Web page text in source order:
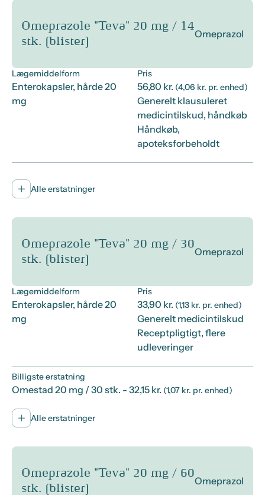
Omeprazole "Teva" 20 mg / 14
stk. (blister)
Omeprazol
Lægemiddelform
Enterokapsler, hårde 20
mg
Pris
56,80 kr. (4,06 kr. pr. enhed)
Generelt klausuleret
medicintilskud, håndkøb
Håndkøb,
apoteksforbeholdt
Alle erstatninger
Omeprazole "Teva" 20 mg / 30
stk. (blister)
Omeprazol
Lægemiddelform
Enterokapsler, hårde 20
mg
Pris
33,90 kr. (1,13 kr. pr. enhed)
Generelt medicintilskud
Receptpligtigt, flere
udleveringer
Billigste erstatning
Omestad 20 mg / 30 stk. - 32,15 kr. (1,07 kr. pr. enhed)
Alle erstatninger
Omeprazole "Teva" 20 mg / 60
stk. (blister)
Omeprazol